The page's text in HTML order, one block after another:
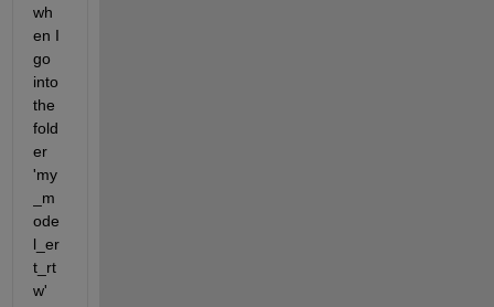
wh
en I
go
into
the
fold
er
'my
_m
ode
l_er
t_rt
w'